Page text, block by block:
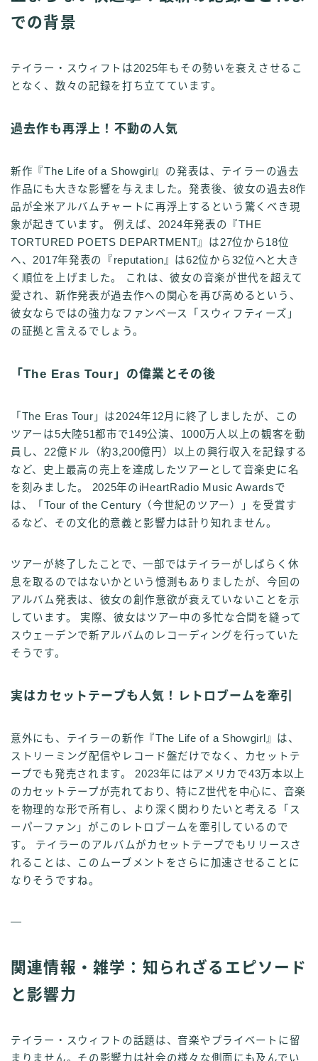
での背景
テイラー・スウィフトは2025年もその勢いを衰えさせるこ
となく、数々の記録を打ち立てています。
過去作も再浮上！不動の人気
新作『The Life of a Showgirl』の発表は、テイラーの過去
作品にも大きな影響を与えました。発表後、彼女の過去8作
品が全米アルバムチャートに再浮上するという驚くべき現
象が起きています。 例えば、2024年発表の『THE
TORTURED POETS DEPARTMENT』は27位から18位
へ、2017年発表の『reputation』は62位から32位へと大き
く順位を上げました。 これは、彼女の音楽が世代を超えて
愛され、新作発表が過去作への関心を再び高めるという、
彼女ならではの強力なファンベース「スウィフティーズ」
の証拠と言えるでしょう。
「The Eras Tour」の偉業とその後
「The Eras Tour」は2024年12月に終了しましたが、この
ツアーは5大陸51都市で149公演、1000万人以上の観客を動
員し、22億ドル（約3,200億円）以上の興行収入を記録する
など、史上最高の売上を達成したツアーとして音楽史に名
を刻みました。 2025年のiHeartRadio Music Awardsで
は、「Tour of the Century（今世紀のツアー）」を受賞す
るなど、その文化的意義と影響力は計り知れません。
ツアーが終了したことで、一部ではテイラーがしばらく休
息を取るのではないかという憶測もありましたが、今回の
アルバム発表は、彼女の創作意欲が衰えていないことを示
しています。 実際、彼女はツアー中の多忙な合間を縫って
スウェーデンで新アルバムのレコーディングを行っていた
そうです。
実はカセットテープも人気！レトロブームを牽引
意外にも、テイラーの新作『The Life of a Showgirl』は、
ストリーミング配信やレコード盤だけでなく、カセットテ
ープでも発売されます。 2023年にはアメリカで43万本以上
のカセットテープが売れており、特にZ世代を中心に、音楽
を物理的な形で所有し、より深く関わりたいと考える「ス
ーパーファン」がこのレトロブームを牽引しているので
す。 テイラーのアルバムがカセットテープでもリリースさ
れることは、このムーブメントをさらに加速させることに
なりそうですね。
—
関連情報・雑学：知られざるエピソード
と影響力
テイラー・スウィフトの話題は、音楽やプライベートに留
まりません。その影響力は社会の様々な側面にも及んでい